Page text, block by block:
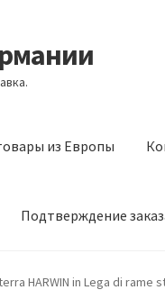
из Европы
Подтверждение
Европы Контакты
HARWIN in Lega di